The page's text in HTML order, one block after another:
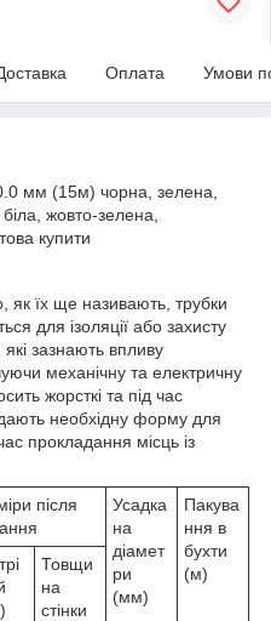
Оплата Умови
мм (15м) чорна, зелена,
жовто-зелена,
купити
як їх ще називають, трубки
для ізоляції або захисту
які зазнають впливу
механічну та електричну
жорсткі та під час
необхідну форму для
прокладання місць із
після
Усадка
на
діамет
ри
(мм)
Пакува
ння в
бухти
(м)
Товщи
на
стінки